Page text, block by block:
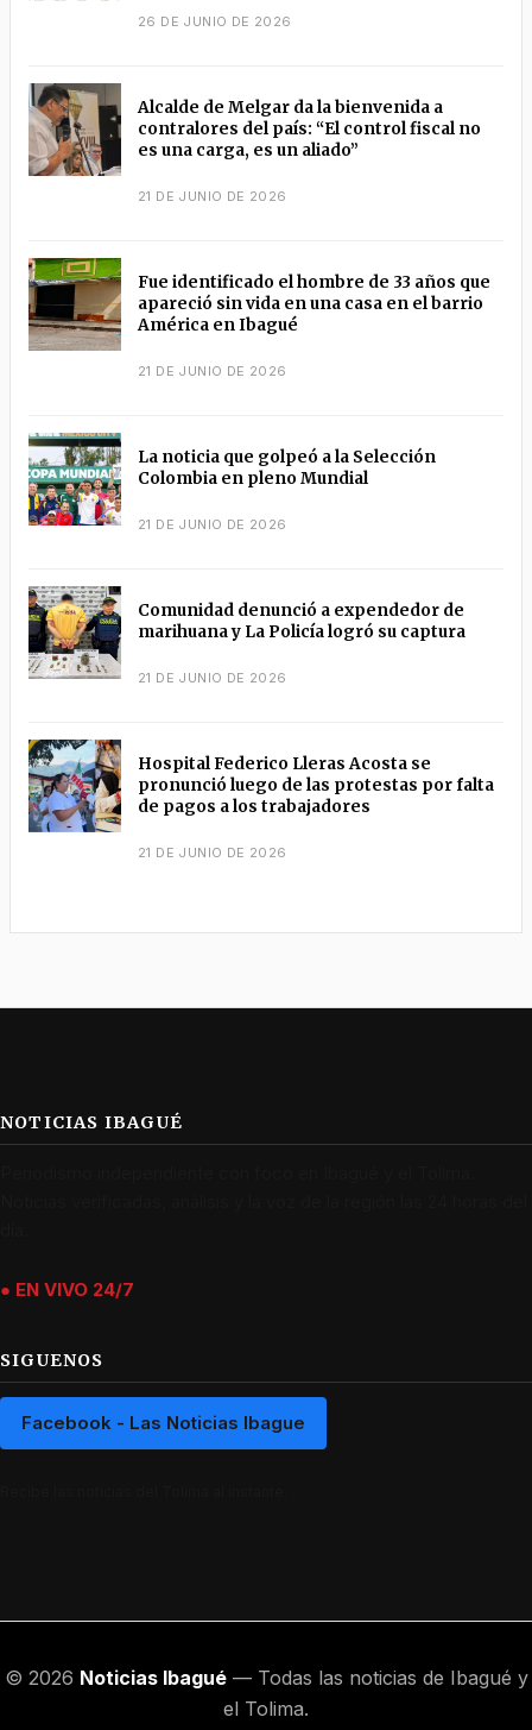
26 DE JUNIO DE 2026
Alcalde de Melgar da la bienvenida a
contralores del país: “El control fiscal no
es una carga, es un aliado”
21 DE JUNIO DE 2026
Fue identificado el hombre de 33 años que
apareció sin vida en una casa en el barrio
América en Ibagué
21 DE JUNIO DE 2026
La noticia que golpeó a la Selección
Colombia en pleno Mundial
21 DE JUNIO DE 2026
Comunidad denunció a expendedor de
marihuana y La Policía logró su captura
21 DE JUNIO DE 2026
Hospital Federico Lleras Acosta se
pronunció luego de las protestas por falta
de pagos a los trabajadores
21 DE JUNIO DE 2026
NOTICIAS IBAGUÉ
● EN VIVO 24/7
SIGUENOS
Facebook - Las Noticias Ibague
© 2026 Noticias Ibagué— Todas las noticias de Ibagué y
el Tolima.